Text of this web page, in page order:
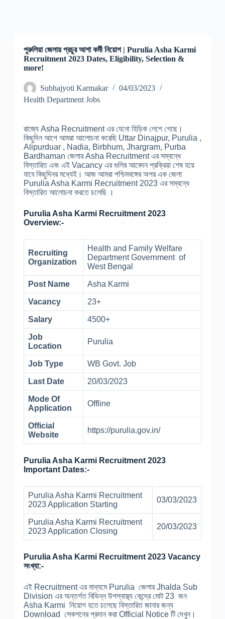
পুরুলিয়া জেলায় প্রচুর আশা কর্মী নিয়োগ | Purulia Asha Karmi
Recruitment 2023 Dates, Eligibility, Selection &
more!
Subhajyoti Karmakar
04/03/2023
Health Department Jobs
রাজ্যে Asha Recruitment এর যেনো হিড়িক লেগে গেছে।
কিছুদিন আগে আমরা আলোচনা করেছি Uttar Dinajpur, Purulia ,
Alipurduar , Nadia, Birbhum, Jhargram, Purba
Bardhaman জেলার Asha Recruitment এর সম্বন্ধে
বিস্তারিত এবং এই Vacancy এর গুলির আবেদন প্রক্রিয়া শেষ হয়ে
যাবে কিছুদিনর মধ্যেই। আজ আমরা পশ্চিমবঙ্গের অপর এক জেলা
Purulia Asha Karmi Recruitment 2023 এর সম্বন্ধে
বিস্তারিত আলোচনা করতে চলেছি ।
Purulia Asha Karmi Recruitment 2023
Overview:-
Recruiting
Organization
Health and Family Welfare
Department Government of
West Bengal
Post Name Asha Karmi
Vacancy 23+
Salary 4500+
Job
Location
Purulia
Job Type WB Govt. Job
Last Date 20/03/2023
Mode Of
Application
Offline
Official
Website
https://purulia.gov.in/
Purulia Asha Karmi Recruitment 2023
Important Dates:-
Purulia Asha Karmi Recruitment
2023 Application Starting
03/03/2023
Purulia Asha Karmi Recruitment
2023 Application Closing
20/03/2023
Purulia Asha Karmi Recruitment 2023 Vacancy
সংখ্যা:-
এই Recruitment এর মাধ্যমে Purulia জেলার Jhalda Sub
Division এর অন্তর্গত বিভিন্ন উপস্বাস্থ্য কেন্দ্রে মোট 23 জন
Asha Karmi নিয়োগ হতে চলেছে বিস্তারিত জানার জন্য
Download সেকশনের প্রদান করা Official Notice টি দেখুন।